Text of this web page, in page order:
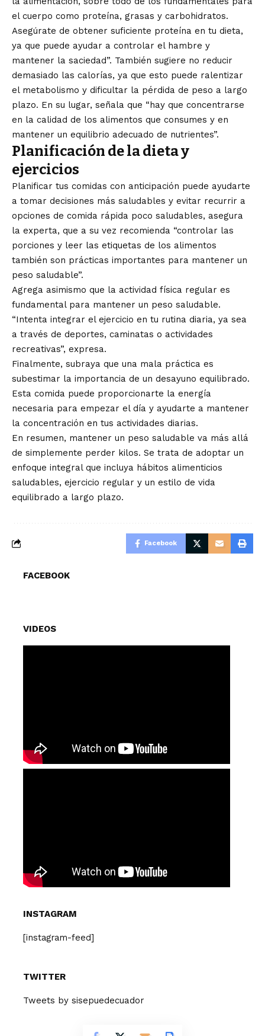
el cuerpo como proteína, grasas y carbohidratos.
Asegúrate de obtener suficiente proteína en tu dieta,
ya que puede ayudar a controlar el hambre y
mantener la saciedad”. También sugiere no reducir
demasiado las calorías, ya que esto puede ralentizar
el metabolismo y dificultar la pérdida de peso a largo
plazo. En su lugar, señala que “hay que concentrarse
en la calidad de los alimentos que consumes y en
mantener un equilibrio adecuado de nutrientes”.
Planificación de la dieta y
ejercicios
Planificar tus comidas con anticipación puede ayudarte
a tomar decisiones más saludables y evitar recurrir a
opciones de comida rápida poco saludables, asegura
la experta, que a su vez recomienda “controlar las
porciones y leer las etiquetas de los alimentos
también son prácticas importantes para mantener un
peso saludable”.
Agrega asimismo que la actividad física regular es
fundamental para mantener un peso saludable.
“Intenta integrar el ejercicio en tu rutina diaria, ya sea
a través de deportes, caminatas o actividades
recreativas”, expresa.
Finalmente, subraya que una mala práctica es
subestimar la importancia de un desayuno equilibrado.
Esta comida puede proporcionarte la energía
necesaria para empezar el día y ayudarte a mantener
la concentración en tus actividades diarias.
En resumen, mantener un peso saludable va más allá
de simplemente perder kilos. Se trata de adoptar un
enfoque integral que incluya hábitos alimenticios
saludables, ejercicio regular y un estilo de vida
equilibrado a largo plazo.
Facebook
FACEBOOK
VIDEOS
INSTAGRAM
[instagram-feed]
TWITTER
Tweets by sisepuedecuador